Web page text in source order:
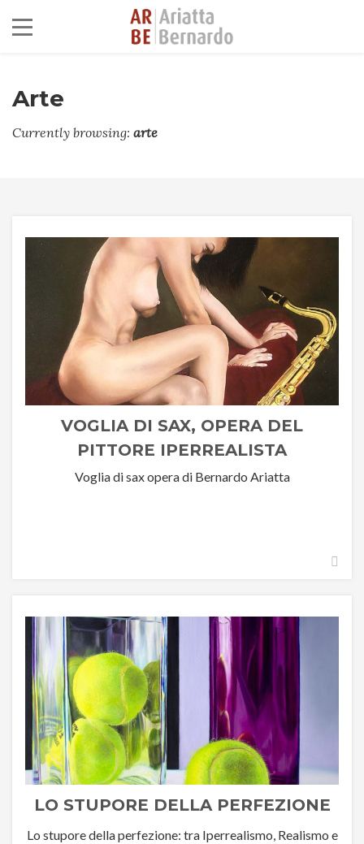
Arte
Currently browsing: arte
VOGLIA DI SAX, OPERA DEL
PITTORE IPERREALISTA
BERNARDO ARIATTA
Voglia di sax opera di Bernardo Ariatta
Descrizione dell’opera
Nel panorama dell’arte contemporanea, la riproduzione
degli strumenti musicali rappresenta da sempre una […]
LO STUPORE DELLA PERFEZIONE
Lo stupore della perfezione: tra Iperrealismo, Realismo e